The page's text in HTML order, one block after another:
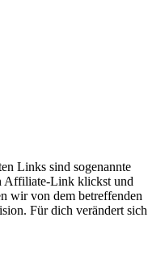
Links sind sogenannte
Affiliate-Link klickst und
wir von dem betreffenden
Für dich verändert sich